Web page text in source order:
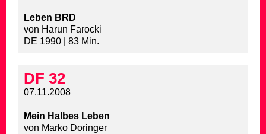
Leben BRD
von Harun Farocki
DE 1990 | 83 Min.
DF 32
07.11.2008
Mein Halbes Leben
von Marko Doringer